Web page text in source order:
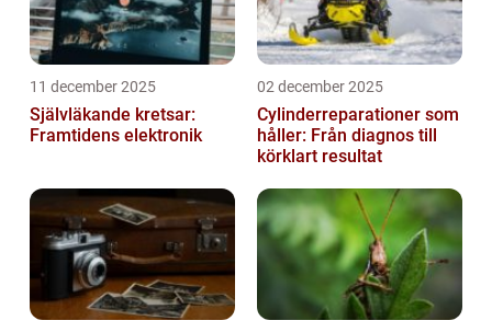
11 december 2025
Självläkande kretsar:
Framtidens elektronik
02 december 2025
Cylinderreparationer som
håller: Från diagnos till
körklart resultat